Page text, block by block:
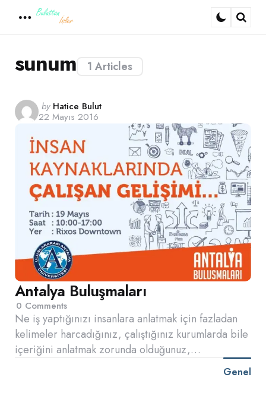
1 Articles
sunum
Posted
by
by Hatice Bulut
22 Mayıs 2016
Antalya Buluşmaları
0 Comments
Ne iş yaptığınızı insanlara anlatmak için fazladan
kelimeler harcadığınız, çalıştığınız kurumlarda bile
içeriğini anlatmak zorunda olduğunuz,…
Genel